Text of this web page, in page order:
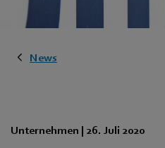
News
Unternehmen | 26. Juli 2020